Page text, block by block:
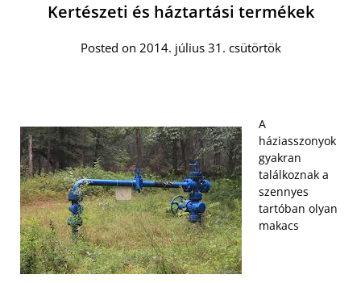
Kertészeti és háztartási termékek
Posted on 2014. július 31. csütörtök
A
háziasszonyok
gyakran
találkoznak a
szennyes
tartóban olyan
makacs